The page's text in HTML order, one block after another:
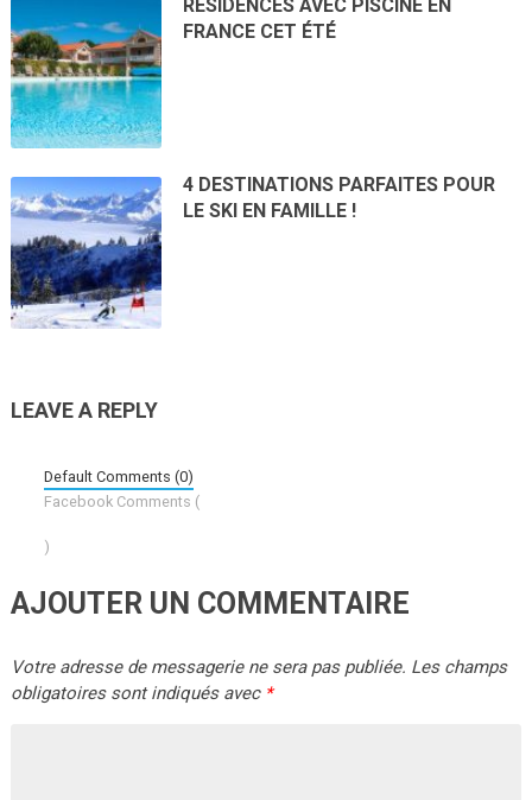
RÉSIDENCES AVEC PISCINE EN
FRANCE CET ÉTÉ
4 DESTINATIONS PARFAITES POUR
LE SKI EN FAMILLE !
LEAVE A REPLY
Default Comments (0)
Facebook Comments (
)
AJOUTER UN COMMENTAIRE
Votre adresse de messagerie ne sera pas publiée. Les champs
obligatoires sont indiqués avec *